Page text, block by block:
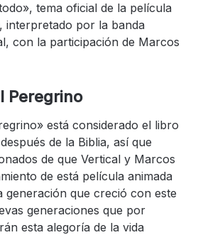
tema oficial de la película
interpretado por la banda
con la participación de Marcos
Peregrino
está considerado el libro
de la Biblia, así que
de que Vertical y Marcos
de está película animada
generación que creció con este
generaciones que por
esta alegoría de la vida